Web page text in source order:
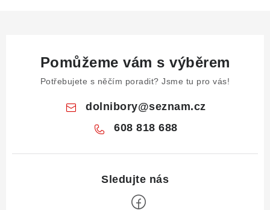
Pomůžeme vám s výběrem
Potřebujete s něčím poradit? Jsme tu pro vás!
dolnibory@seznam.cz
608 818 688